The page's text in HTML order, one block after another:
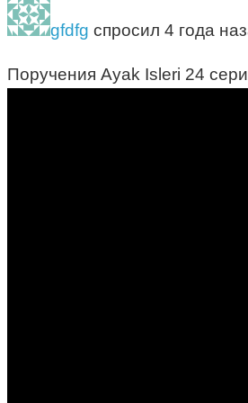
gfdfg спросил 4 года
Поручения Ayak Isleri 24